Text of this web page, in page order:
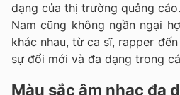
dạng của thị trường quảng
Nam cũng không ngần ngại
khác nhau, từ ca sĩ, rapper
sự đổi mới và đa dạng trong
Màu sắc âm nhạc đa